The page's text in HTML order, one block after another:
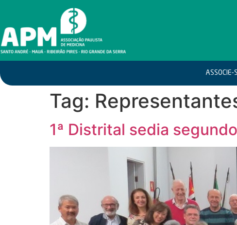
ASSOCIE-
Tag:
1ª Distrital sedia